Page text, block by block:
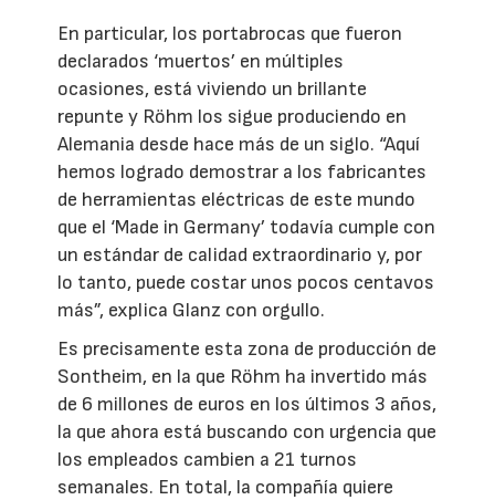
En particular, los portabrocas que fueron
declarados ‘muertos’ en múltiples
ocasiones, está viviendo un brillante
repunte y Röhm los sigue produciendo en
Alemania desde hace más de un siglo. “Aquí
hemos logrado demostrar a los fabricantes
de herramientas eléctricas de este mundo
que el ‘Made in Germany’ todavía cumple con
un estándar de calidad extraordinario y, por
lo tanto, puede costar unos pocos centavos
más”, explica Glanz con orgullo.
Es precisamente esta zona de producción de
Sontheim, en la que Röhm ha invertido más
de 6 millones de euros en los últimos 3 años,
la que ahora está buscando con urgencia que
los empleados cambien a 21 turnos
semanales. En total, la compañía quiere